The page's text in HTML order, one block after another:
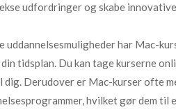
udfordringer og skabe
uddannelsesmuligheder har Mac-
tidsplan. Du kan tage kurserne
dig. Derudover er Mac-kurser ofte
hvilket gør dem til